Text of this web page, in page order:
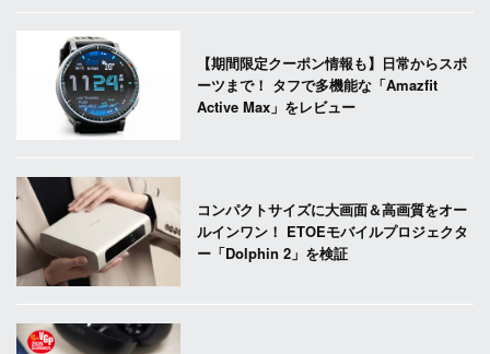
【期間限定クーポン情報も】日常からスポ
ーツまで！ タフで多機能な「Amazfit
Active Max」をレビュー
コンパクトサイズに大画面＆高画質をオー
ルインワン！ ETOEモバイルプロジェクタ
ー「Dolphin 2」を検証